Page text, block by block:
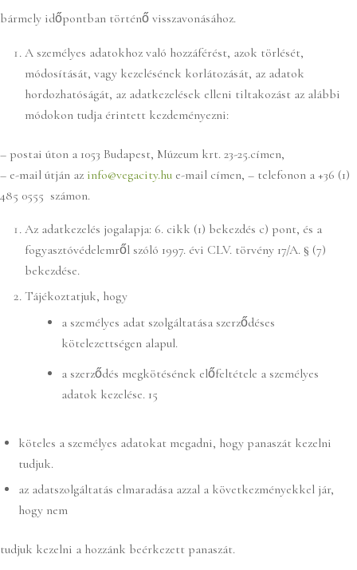
bármely időpontban történő visszavonásához.
A személyes adatokhoz való hozzáférést, azok törlését,
módosítását, vagy kezelésének korlátozását, az adatok
hordozhatóságát, az adatkezelések elleni tiltakozást az alábbi
módokon tudja érintett kezdeményezni:
– postai úton a 1053 Budapest, Múzeum krt. 23-25.címen,
– e-mail útján az info@vegacity.hu e-mail címen, – telefonon a +36 (1)
485 0555 számon.
Az adatkezelés jogalapja: 6. cikk (1) bekezdés c) pont, és a
fogyasztóvédelemről szóló 1997. évi CLV. törvény 17/A. § (7)
bekezdése.
Tájékoztatjuk, hogy
a személyes adat szolgáltatása szerződéses
kötelezettségen alapul.
a szerződés megkötésének előfeltétele a személyes
adatok kezelése. 15
köteles a személyes adatokat megadni, hogy panaszát kezelni
tudjuk.
az adatszolgáltatás elmaradása azzal a következményekkel jár,
hogy nem
tudjuk kezelni a hozzánk beérkezett panaszát.